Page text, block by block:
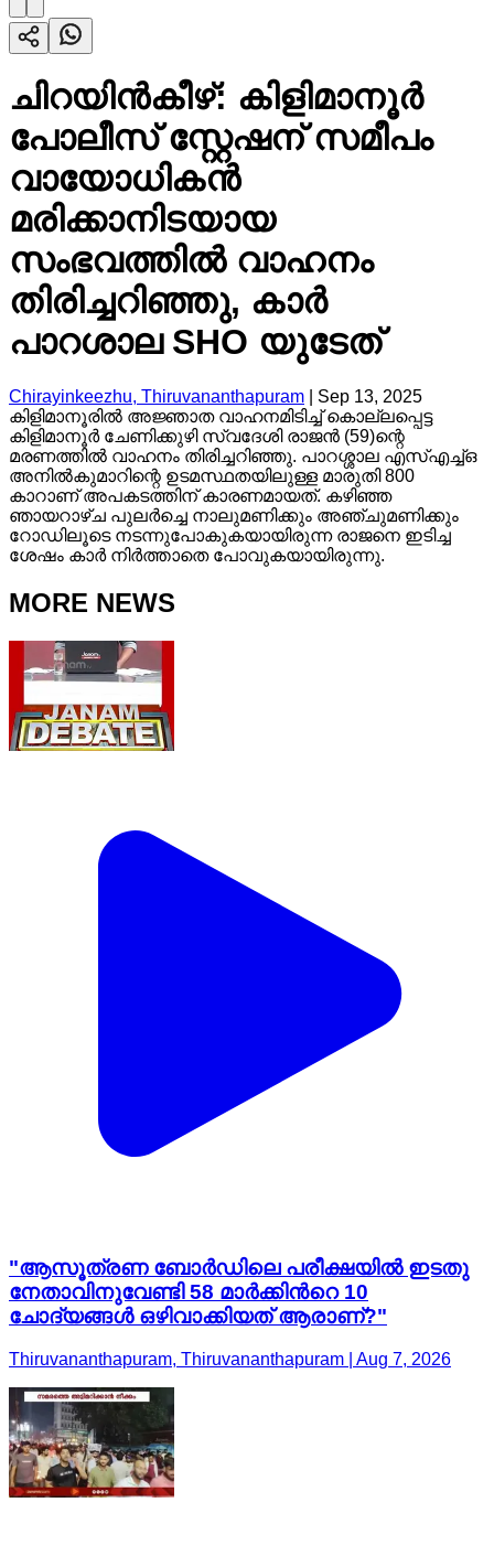
ചിറയിൻകീഴ്: കിളിമാനൂർ
പോലീസ് സ്റ്റേഷന് സമീപം
വായോധികൻ
മരിക്കാനിടയായ
സംഭവത്തിൽ വാഹനം
തിരിച്ചറിഞ്ഞു, കാർ
പാറശാല SHO യുടേത്
Chirayinkeezhu, Thiruvananthapuram
Sep 13, 2025
കിളിമാനൂരിൽ അജ്ഞാത വാഹനമിടിച്ച് കൊല്ലപ്പെട്ട
കിളിമാനൂർ ചേണിക്കുഴി സ്വദേശി രാജൻ (59)ന്റെ
മരണത്തിൽ വാഹനം തിരിച്ചറിഞ്ഞു. പാറശ്ശാല എസ്എച്ച്ഒ
അനിൽകുമാറിന്റെ ഉടമസ്ഥതയിലുള്ള മാരുതി 800
കാറാണ് അപകടത്തിന് കാരണമായത്. കഴിഞ്ഞ
ഞായറാഴ്ച പുലർച്ചെ നാലുമണിക്കും അഞ്ചുമണിക്കും
റോഡിലൂടെ നടന്നുപോകുകയായിരുന്ന രാജനെ ഇടിച്ച
ശേഷം കാർ നിർത്താതെ പോവുകയായിരുന്നു.
MORE NEWS
"ആസൂത്രണ ബോർഡിലെ പരീക്ഷയിൽ ഇടതു
നേതാവിനുവേണ്ടി 58 മാർക്കിന്‍റെ 10
ചോദ്യങ്ങൾ ഒഴിവാക്കിയത് ആരാണ്?"
Thiruvananthapuram, Thiruvananthapuram | Aug 7, 2026